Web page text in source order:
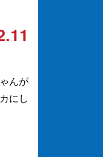
んが
にし